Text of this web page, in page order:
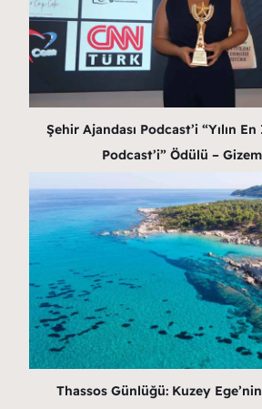
Şehir Ajandası Podcast’i “Yılın
Podcast’i” Ödülü –
Thassos Günlüğü: Kuzey